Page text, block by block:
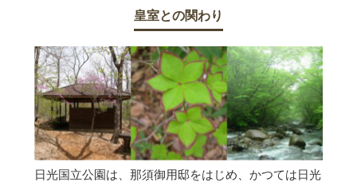
皇室との関わり
日光国立公園は、那須御用邸をはじめ、かつては日光